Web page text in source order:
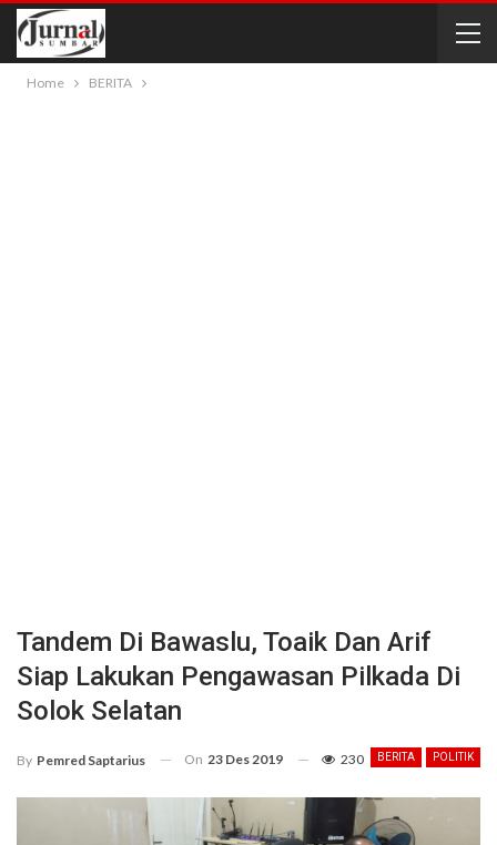
Home BERITA
Tandem Di Bawaslu, Toaik Dan Arif
Siap Lakukan Pengawasan Pilkada Di
Solok Selatan
BERITA POLITIK
By Pemred Saptarius On 23 Des 2019 230